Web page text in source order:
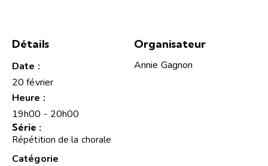
Détails
Date :
20 février
Heure :
19h00 - 20h00
Série :
Répétition de la chorale
Catégorie
Organisateur
Annie Gagnon